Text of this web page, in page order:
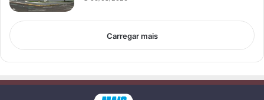
Carregar mais